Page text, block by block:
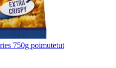
750g poimutetut